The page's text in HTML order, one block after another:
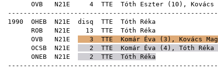
OVB N21E 4 TTE Tóth Eszter ( 10 ), Kovács
1990 OHEB N21E disq TTE
ROB N21E 13 TTE
OVB N21E 3 TTE Komár Éva ( 3 ), Kovács
OCSB N21E 2 TTE Komár Éva ( 4 ), Tóth Réka
ONEB N21E 2 TTE Tóth Réka